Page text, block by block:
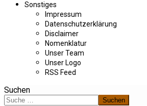
Sonstiges
Impressum
Datenschutzerklärung
Disclaimer
Nomenklatur
Unser Team
Unser Logo
RSS Feed
Suchen
Suchen